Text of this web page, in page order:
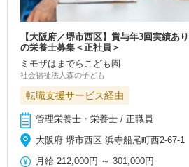
【大阪府／堺市西区】賞与年3回実績あ
の栄養士募集＜正社員＞
ミモザはまでらこども園
社会福祉法人森の子ども
転職支援サービス経由
管理栄養士・栄養士 / 正職員
大阪府 堺市西区 浜寺船尾町西2-67-1
月給 212,000円 ～301,000円